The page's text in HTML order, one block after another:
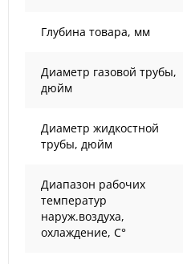
Глубина товара, мм
Диаметр газовой трубы,
дюйм
Диаметр жидкостной
трубы, дюйм
Диапазон рабочих
температур
наруж.воздуха,
охлаждение, С°